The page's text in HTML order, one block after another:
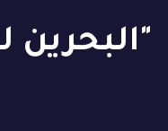
"البحرين